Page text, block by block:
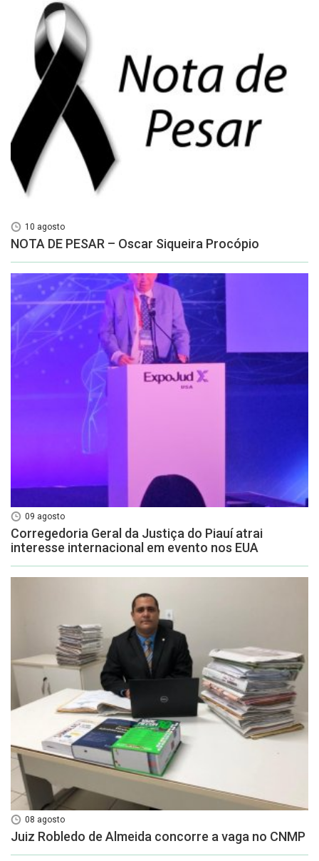
10 agosto
NOTA DE PESAR – Oscar Siqueira Procópio
09 agosto
Corregedoria Geral da Justiça do Piauí atrai
interesse internacional em evento nos EUA
08 agosto
Juiz Robledo de Almeida concorre a vaga no CNMP